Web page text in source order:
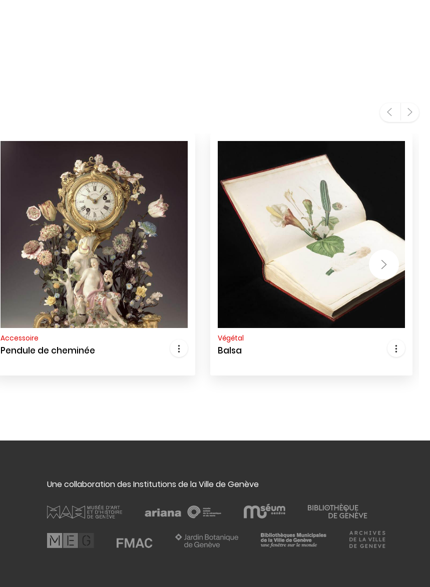
Accessoire
Pendule de cheminée
Végétal
Balsa
Une collaboration des Institutions de la Ville de Genève